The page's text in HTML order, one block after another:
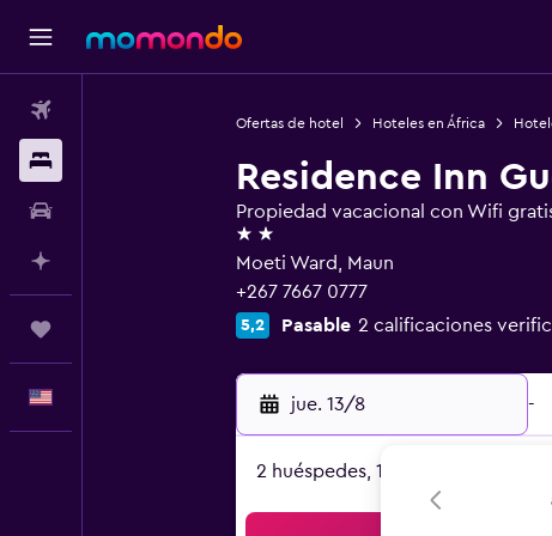
Ofertas de hotel Hoteles en África
Residence Inn
Propiedad vacacional con Wifi
2 estrellas
Moeti Ward, Maun
+267 7667 0777
5,2 Pasable 2 calificaciones
jue. 13/8 -
2 huéspedes, 1 habitación